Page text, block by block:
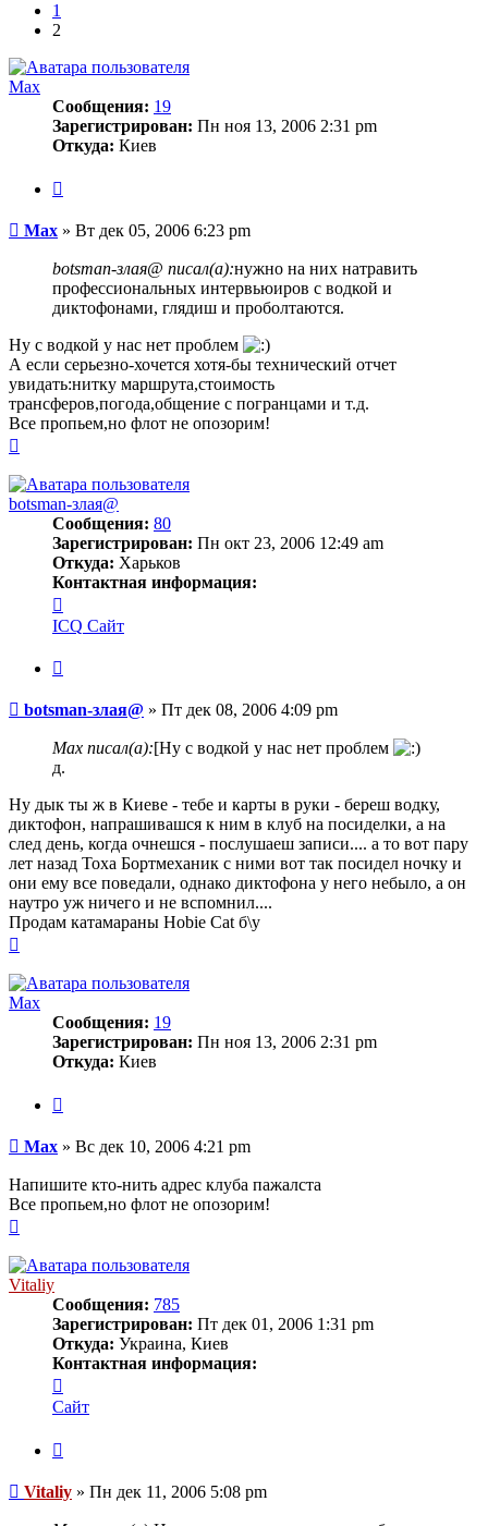
1
2
Max
Сообщения: 19
Зарегистрирован: Пн ноя 13, 2006 2:31 pm
Откуда: Киев
Сообщение
Max » Вт дек 05, 2006 6:23 pm
botsman-злая@ писал(а):нужно на них натравить
профессиональных интервьюиров с водкой и
диктофонами, глядиш и проболтаются.
Ну с водкой у нас нет проблем
А если серьезно-хочется хотя-бы технический отчет
увидать:нитку маршрута,стоимость
трансферов,погода,общение с погранцами и т.д.
Все пропьем,но флот не опозорим!
началу
botsman-злая@
Сообщения: 80
Зарегистрирован: Пн окт 23, 2006 12:49 am
Откуда: Харьков
Контактная информация:
информация
пользователя
злая@
ICQ Сайт
Сообщение
botsman-злая@ » Пт дек 08, 2006 4:09 pm
Max писал(а):[Ну с водкой у нас нет проблем
д.
Ну дык ты ж в Киеве - тебе и карты в руки - береш водку,
диктофон, напрашивашся к ним в клуб на посиделки, а на
след день, когда очнешся - послушаеш записи.... а то вот пару
лет назад Тоха Бортмеханик с ними вот так посидел ночку и
они ему все поведали, однако диктофона у него небыло, а он
наутро уж ничего и не вспомнил....
Продам катамараны Hobie Cat б\у
началу
Max
Сообщения: 19
Зарегистрирован: Пн ноя 13, 2006 2:31 pm
Откуда: Киев
Сообщение
Max » Вс дек 10, 2006 4:21 pm
Напишите кто-нить адрес клуба пажалста
Все пропьем,но флот не опозорим!
началу
Vitaliy
Сообщения: 785
Зарегистрирован: Пт дек 01, 2006 1:31 pm
Откуда: Украина, Киев
Контактная информация:
информация
пользователя
Сайт
Сообщение
Vitaliy » Пн дек 11, 2006 5:08 pm